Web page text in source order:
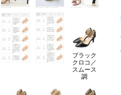
ブラック
クロコ／
スムース
調